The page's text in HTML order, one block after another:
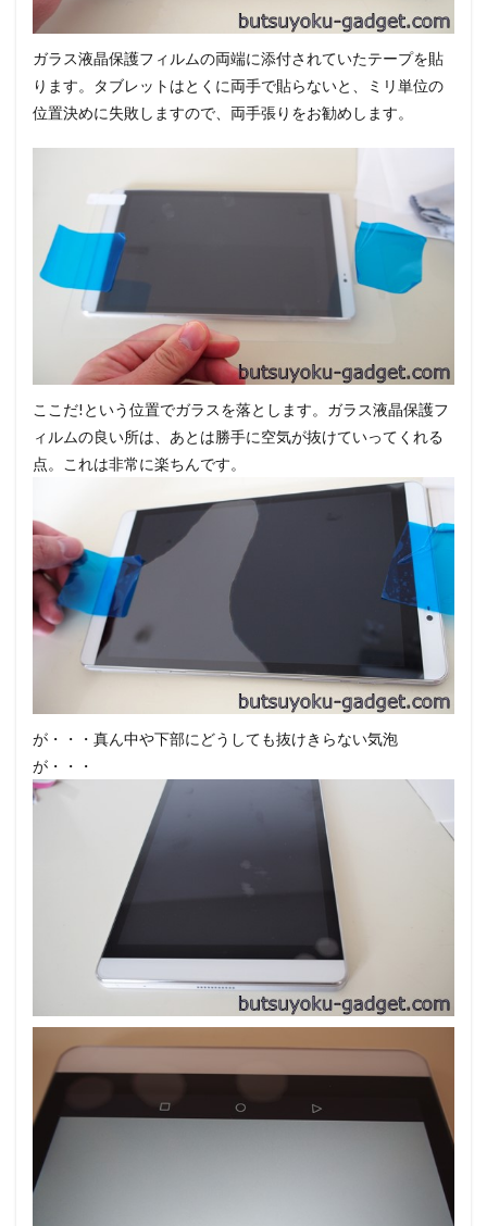
ガラス液晶保護フィルムの両端に添付されていたテープを貼
ります。タブレットはとくに両手で貼らないと、ミリ単位の
位置決めに失敗しますので、両手張りをお勧めします。
ここだ!という位置でガラスを落とします。ガラス液晶保護フ
ィルムの良い所は、あとは勝手に空気が抜けていってくれる
点。これは非常に楽ちんです。
が・・・真ん中や下部にどうしても抜けきらない気泡
が・・・